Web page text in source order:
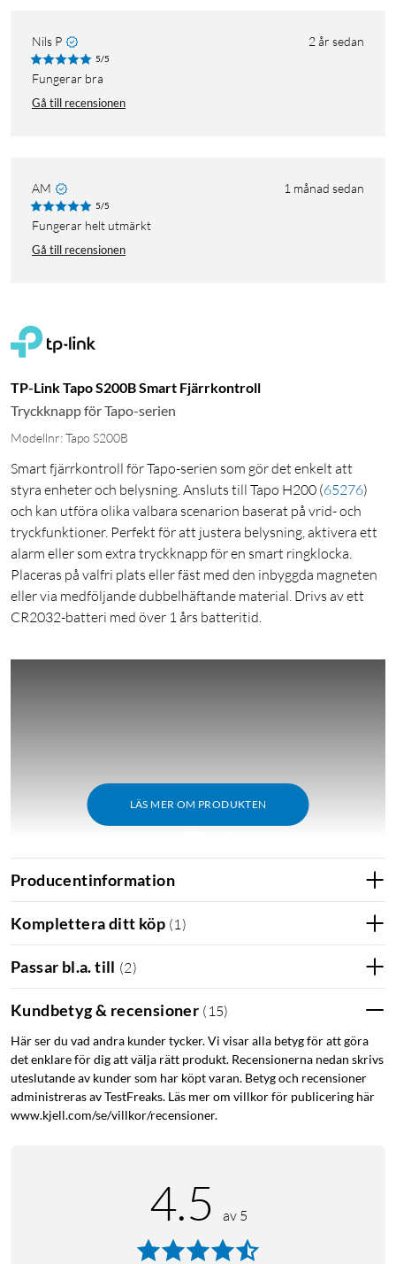
Nils P 2 år sedan
5/5
Fungerar bra
Gå till recensionen
AM 1 månad sedan
5/5
Fungerar helt utmärkt
Gå till recensionen
TP-Link Tapo S200B Smart Fjärrkontroll
Tryckknapp för Tapo-serien
Modellnr: Tapo S200B
Smart fjärrkontroll för Tapo-serien som gör det enkelt att
styra enheter och belysning. Ansluts till Tapo H200 (65276)
och kan utföra olika valbara scenarion baserat på vrid- och
tryckfunktioner. Perfekt för att justera belysning, aktivera ett
alarm eller som extra tryckknapp för en smart ringklocka.
Placeras på valfri plats eller fäst med den inbyggda magneten
eller via medföljande dubbelhäftande material. Drivs av ett
CR2032-batteri med över 1 års batteritid.
LÄS MER OM PRODUKTEN
Producentinformation
Komplettera ditt köp (1 )
Passar bl.a. till (2)
Kundbetyg & recensioner ( 15)
Här ser du vad andra kunder tycker. Vi visar alla betyg för att göra
det enklare för dig att välja rätt produkt. Recensionerna nedan skrivs
uteslutande av kunder som har köpt varan. Betyg och recensioner
administreras av TestFreaks. Läs mer om villkor för publicering här
www.kjell.com/se/villkor/recensioner.
4.5 av 5